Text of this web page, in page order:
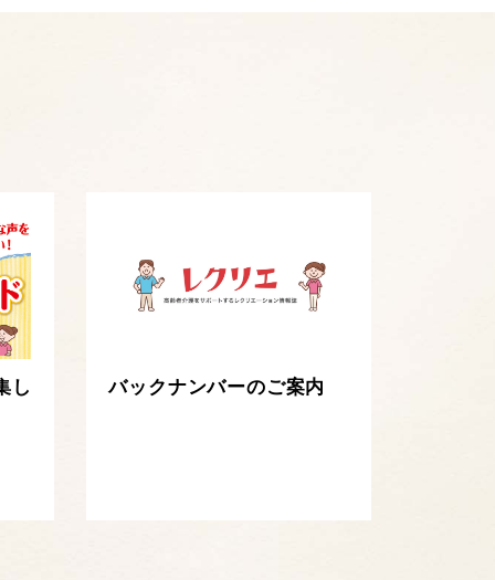
し バックナンバーのご案内